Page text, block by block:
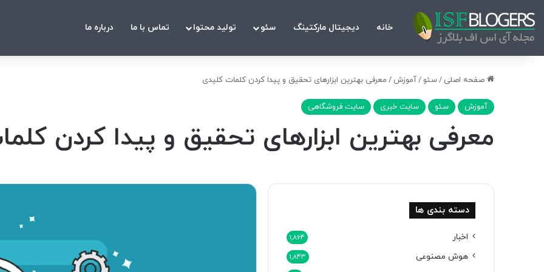
خانه دیجیتال مارکتینگ سئو تولید محتوا تماس با ما درباره ما
صفحه اصلی /سئو /آموزش / معرفی بهترین ابزارهای تحقیق و پیدا کردن کلمات کلیدی
آموزش سئو سایت خبری سایت فروشگاهی
معرفی بهترین ابزارهای تحقیق و پیدا کردن
دسته بندی ها
اخبار 1,864
هوش مصنوعی 1,843